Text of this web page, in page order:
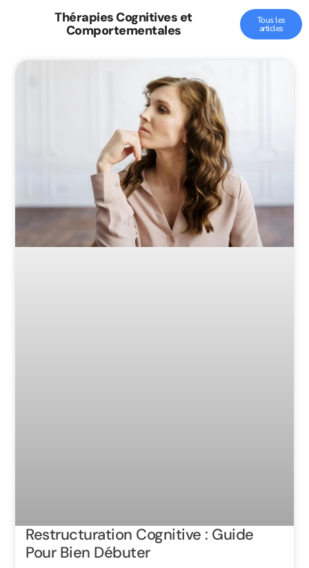
Thérapies Cognitives et
Comportementales
Tous les
articles
Restructuration Cognitive : Guide
Pour Bien Débuter